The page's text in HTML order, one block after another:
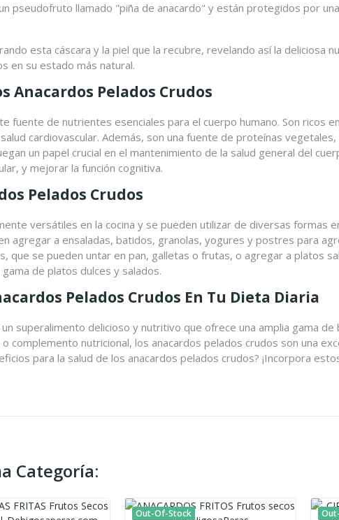
pseudofruto llamado "piña de anacardo" y están protegidos por
esta cáscara y la piel que la recubre, revelando así la
en su estado más natural.
Anacardos Pelados Crudos
fuente de nutrientes esenciales para el cuerpo humano. Son ricos
cardiovascular. Además, son una fuente de proteínas
un papel crucial en el mantenimiento de la salud general del
y mejorar la función cognitiva.
Pelados Crudos
versátiles en la cocina y se pueden utilizar de diversas formas
agregar a ensaladas, batidos, granolas, yogures y postres para
que se pueden untar en pan, galletas o frutas, o agregar a platos
de platos dulces y salados.
Pelados Crudos En Tu Dieta Diaria
superalimento delicioso y nutritivo que ofrece una amplia gama
complemento nutricional, los anacardos pelados crudos son una
para la salud de los anacardos pelados crudos? ¡Incorpora
Categoría:
Out-Of-Stock